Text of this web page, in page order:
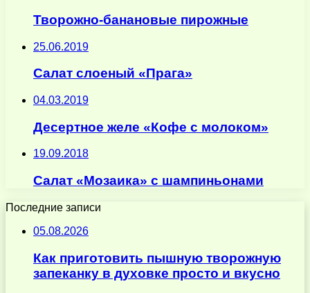
Творожно-банановые пирожные
25.06.2019
Салат слоеный «Прага»
04.03.2019
Десертное желе «Кофе с молоком»
19.09.2018
Салат «Мозаика» с шампиньонами
Последние записи
05.08.2026
Как приготовить пышную творожную
запеканку в духовке просто и вкусно